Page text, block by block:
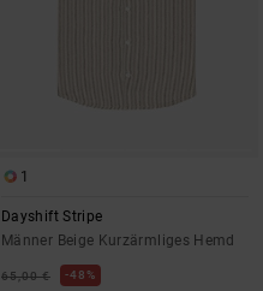
1
Dayshift Stripe
Männer Beige Kurzärmliges Hemd
65,00 € 48%